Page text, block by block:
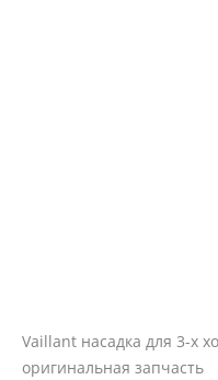
Vaillant насадка для 3-х
оригинальная запчасть